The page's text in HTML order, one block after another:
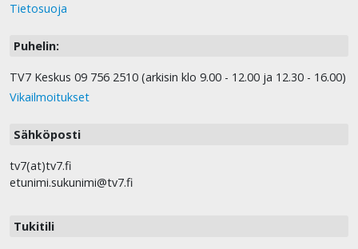
Tietosuoja
Puhelin:
TV7 Keskus 09 756 2510 (arkisin klo 9.00 - 12.00 ja 12.30 - 16.00)
Vikailmoitukset
Sähköposti
tv7(at)tv7.fi
etunimi.sukunimi@tv7.fi
Tukitili